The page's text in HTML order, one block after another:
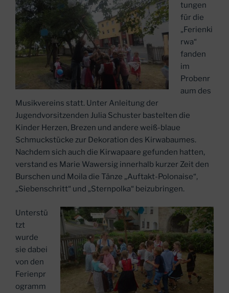
tungen
für die
„Ferienki
rwa“
fanden
im
Probenr
aum des
Musikvereins statt. Unter Anleitung der
Jugendvorsitzenden Julia Schuster bastelten die
Kinder Herzen, Brezen und andere weiß-blaue
Schmuckstücke zur Dekoration des Kirwabaumes.
Nachdem sich auch die Kirwapaare gefunden hatten,
verstand es Marie Wawersig innerhalb kurzer Zeit den
Burschen und Moila die Tänze „Auftakt-Polonaise“,
„Siebenschritt“ und „Sternpolka“ beizubringen.
Unterstü
tzt
wurde
sie dabei
von den
Ferienpr
ogramm